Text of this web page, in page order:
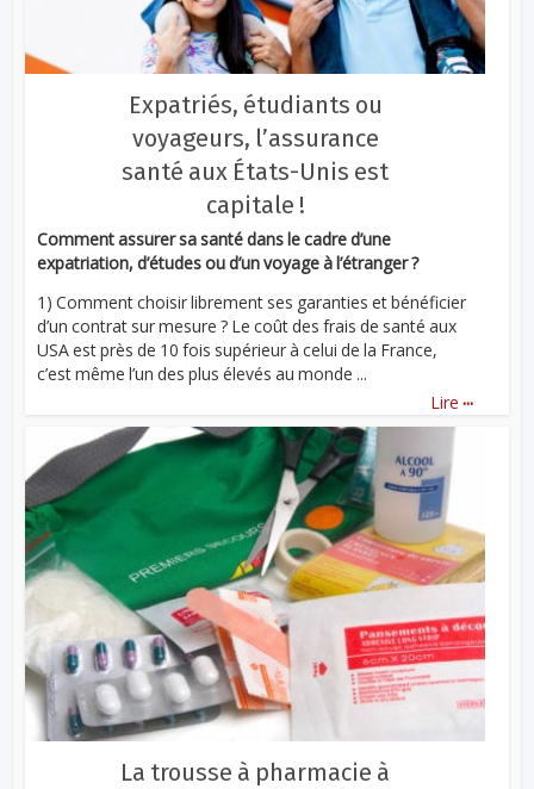
Expatriés, étudiants ou
voyageurs, l’assurance
santé aux États-Unis est
capitale !
Comment assurer sa santé dans le cadre d’une
expatriation, d’études ou d’un voyage à l’étranger ?
1) Comment choisir librement ses garanties et bénéficier
d’un contrat sur mesure ? Le coût des frais de santé aux
USA est près de 10 fois supérieur à celui de la France,
c’est même l’un des plus élevés au monde ...
Lire ...
La trousse à pharmacie à